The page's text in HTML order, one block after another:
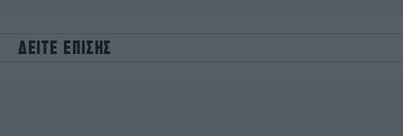
ΔΕΙΤΕ ΕΠΙΣΗΣ